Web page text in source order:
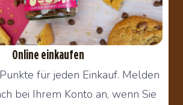
Online einkaufen
für jeden Einkauf. Melden
bei Ihrem Konto an, wenn Sie